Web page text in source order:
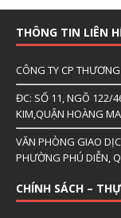
THÔNG TIN LIÊN
CÔNG TY CP
ĐC: SỐ 11, NGÕ 122/
KIM,QUẬN HOÀNG
VĂN PHÒNG GIAO
PHƯỜNG PHÚ DIỄN,
CHÍNH SÁCH –